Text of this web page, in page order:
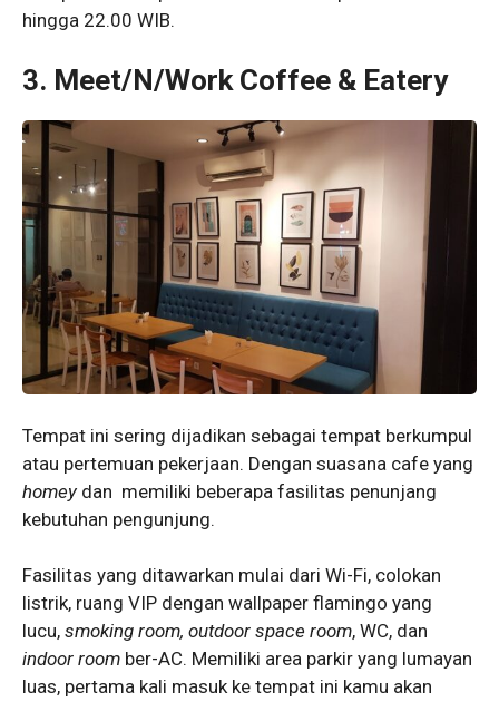
hingga 22.00 WIB.
3. Meet/N/Work Coffee & Eatery
Tempat ini sering dijadikan sebagai tempat berkumpul
atau pertemuan pekerjaan. Dengan suasana cafe yang
homey dan memiliki beberapa fasilitas penunjang
kebutuhan pengunjung.
Fasilitas yang ditawarkan mulai dari Wi-Fi, colokan
listrik, ruang VIP dengan wallpaper flamingo yang
lucu, smoking room, outdoor space room, WC, dan
indoor room ber-AC. Memiliki area parkir yang lumayan
luas, pertama kali masuk ke tempat ini kamu akan